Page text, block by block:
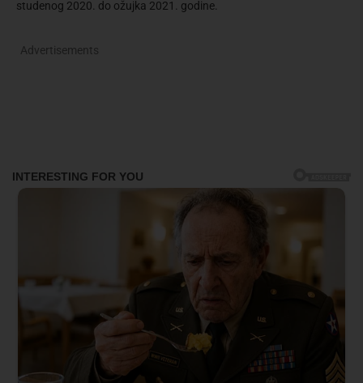
studenog 2020. do ožujka 2021. godine.
Advertisements